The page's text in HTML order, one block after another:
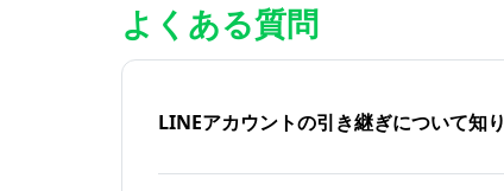
よくある質問
LINEアカウントの引き継ぎについて知